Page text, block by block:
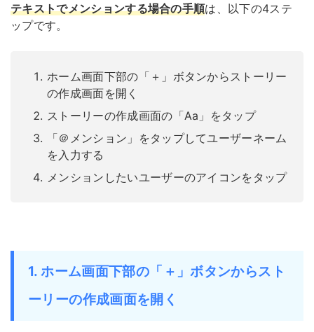
テキストでメンションする場合の手順は、以下の4ステ
ップです。
ホーム画面下部の「＋」ボタンからストーリー
の作成画面を開く
ストーリーの作成画面の「Aa」をタップ
「＠メンション」をタップしてユーザーネーム
を入力する
メンションしたいユーザーのアイコンをタップ
1. ホーム画面下部の「＋」ボタンからスト
ーリーの作成画面を開く